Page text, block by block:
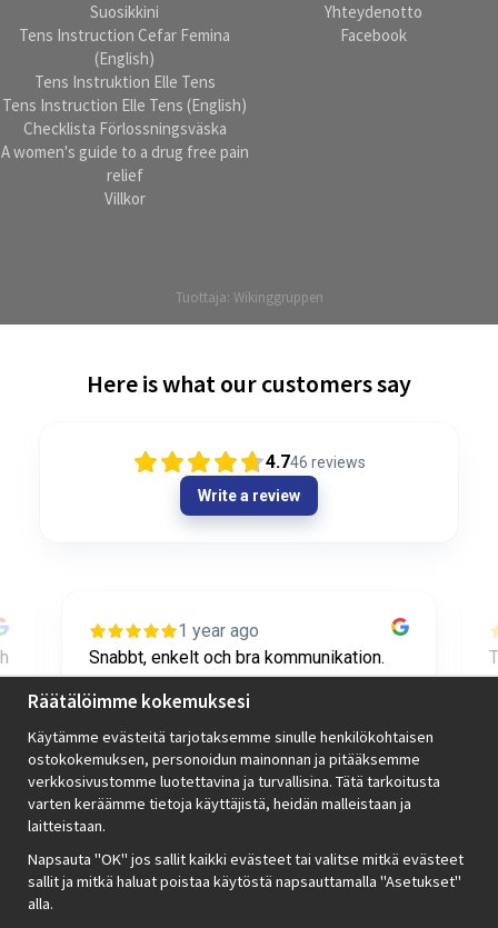
Suosikkini
Tens Instruction Cefar Femina
(English)
Tens Instruktion Elle Tens
Tens Instruction Elle Tens (English)
Checklista Förlossningsväska
A women's guide to a drug free pain
relief
Villkor
Yhteydenotto
Facebook
Tuottaja: Wikinggruppen
Here is what our customers say
4.746 reviews
Write a review
1 year ago
Snabbt, enkelt och bra kommunikation.
Axel Diedrichs
Page
Räätälöimme kokemuksesi
Käytämme evästeitä tarjotaksemme sinulle henkilökohtaisen
ostokokemuksen, personoidun mainonnan ja pitääksemme
verkkosivustomme luotettavina ja turvallisina. Tätä tarkoitusta
varten keräämme tietoja käyttäjistä, heidän malleistaan ​​ja
laitteistaan.
Napsauta "OK" jos sallit kaikki evästeet tai valitse mitkä evästeet
sallit ja mitkä haluat poistaa käytöstä napsauttamalla "Asetukset"
alla.